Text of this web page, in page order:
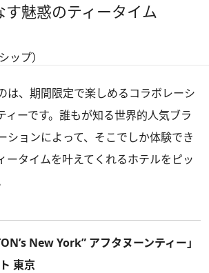
す魅惑のティータイム
ップ）
は、期間限定で楽しめるコラボレーシ
ィーです。誰もが知る世界的人気ブラ
ションによって、そこでしか体験でき
ータイムを叶えてくれるホテルをピッ
New York” アフタヌーンティー」
東京